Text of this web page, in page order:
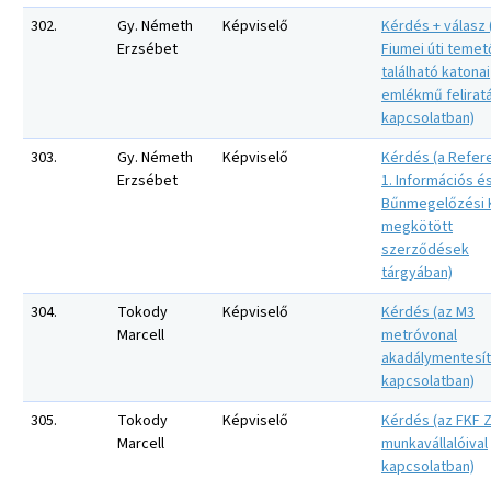
302.
Gy. Németh
Erzsébet
Képviselő
Kérdés + válasz
Fiumei úti
található katonai
emlékmű
kapcsolatban)
303.
Gy. Németh
Erzsébet
Képviselő
Kérdés (a
1. Információs
Bűnmegelőzési
megkötött
szerződések
tárgyában)
304.
Tokody
Marcell
Képviselő
Kérdés (az M3
metróvonal
kapcsolatban)
305.
Tokody
Marcell
Képviselő
Kérdés (az FKF
munkavállalóival
kapcsolatban)